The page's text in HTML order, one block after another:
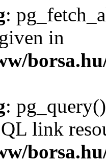
:
in
:
link